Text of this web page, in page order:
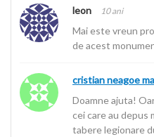
leon 10 ani
Mai este vreun
de acest
cristian neagoe
Doamne ajuta!
cei care au depus
tabere legionare